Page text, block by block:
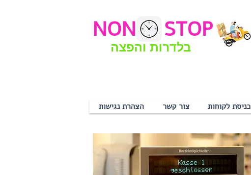
בלדרות והפצה
NON STOP
הצהרת נגישות צור קשר כניסת לקוחות